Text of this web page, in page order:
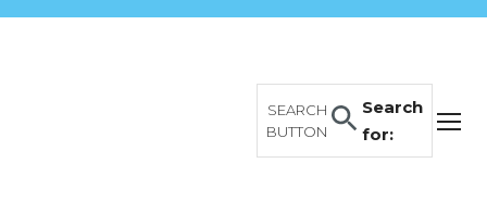
Search
for:
SEARCH
BUTTON